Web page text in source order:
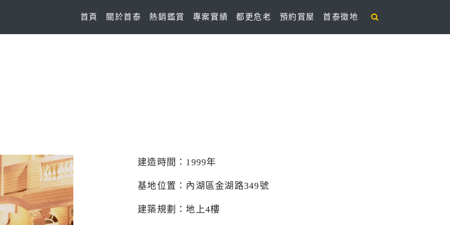
首頁 (current)
關於首泰 熱銷鑑賞 專案實績 都更危老 預約賞屋 首泰徵地
建造時間： 1999年
基地位置：內湖區金湖路349號
建築規劃：地上4樓